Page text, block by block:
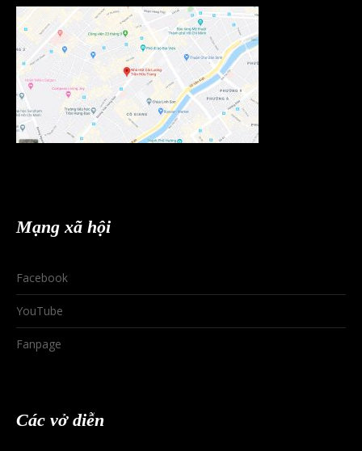
Mạng xã hội
Facebook
YouTube
Fanpage
Các vở diễn